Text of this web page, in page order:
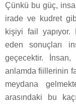
Çünkü bu güç,
irade ve kudret
kişiyi fail
eden sonuçları
geçecektir.
anlamda fiillerinin
meydana
arasındaki bu